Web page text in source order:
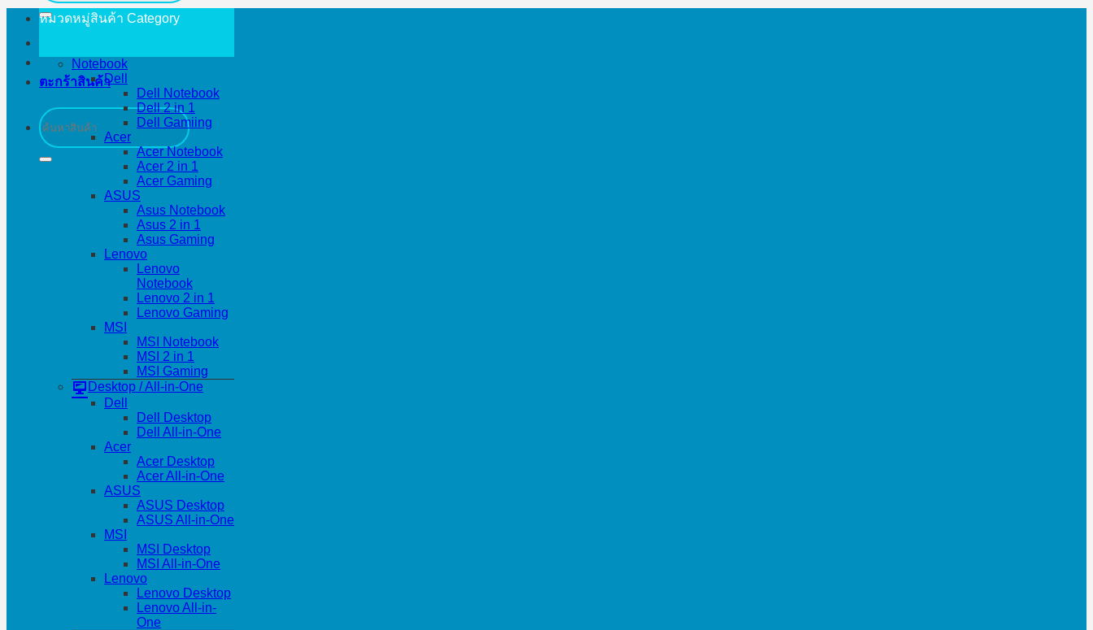
ตะกร้าสินค้า
ค้นหา:
หมวดหมู่สินค้า Category
Notebook
Dell
Dell Notebook
Dell 2 in 1
Dell Gamiing
Acer
Acer Notebook
Acer 2 in 1
Acer Gaming
ASUS
Asus Notebook
Asus 2 in 1
Asus Gaming
Lenovo
Lenovo
Notebook
Lenovo 2 in 1
Lenovo Gaming
MSI
MSI Notebook
MSI 2 in 1
MSI Gaming
Desktop / All-in-One
Dell
Dell Desktop
Dell All-in-One
Acer
Acer Desktop
Acer All-in-One
ASUS
ASUS Desktop
ASUS All-in-One
MSI
MSI Desktop
MSI All-in-One
Lenovo
Lenovo Desktop
Lenovo All-in-
One